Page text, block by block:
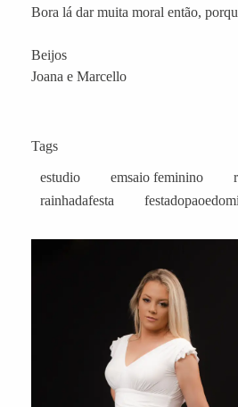
Bora lá dar muita moral então,
Beijos
Joana e Marcello
Tags
estudio emsaio feminino
rainhadafesta